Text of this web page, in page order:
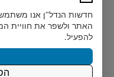
בלב הצפון-הישן של
SELECTED - מותג הי?...
חדשות הנדל"ן אנו
האתר ולשפר את חוויית
להפעיל.